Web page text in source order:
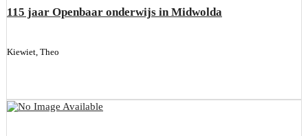
115 jaar Openbaar onderwijs in Midwolda
Kiewiet, Theo